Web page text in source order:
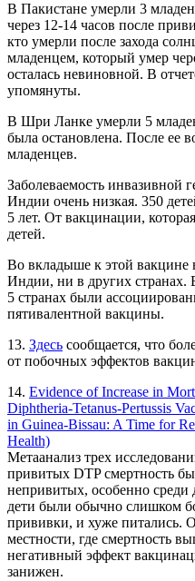
В Пакистане умерли 3
через 12-14 часов после
кто умерли после захода
младенцем, который умер
осталась невиновной. В
упомянуты.
В Шри Ланке умерли 5
была остановлена. После ее
младенцев.
Заболеваемость инвазивной
Индии очень низкая. 350
5 лет. От вакцинации,
детей.
Во вкладыше к этой вакцине
Индии, ни в других странах.
5 странах были
пятивалентной вакцины.
13. Здесь сообщается, что
от побочных эффектов
14. Evidence of Increase in
Diphtheria-Tetanus-Pertussis
in Guinea-Bissau: A Time for
Health)
Метаанализ трех
привитых DTP смертность
непривитых, особенно
дети были обычно слишком
прививки, и хуже питались.
местности, где смертность
негативный эффект
занижен.